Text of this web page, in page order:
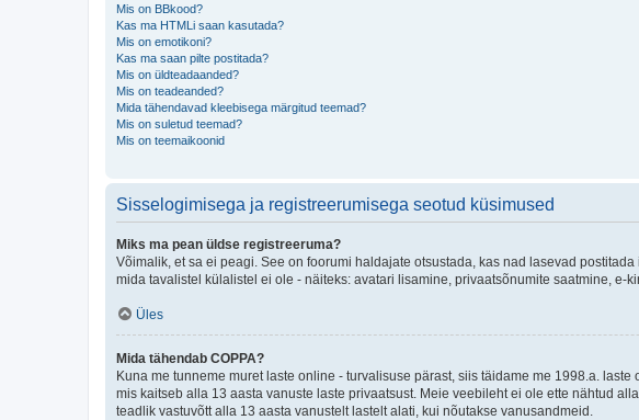
Mis on BBkood?
Kas ma HTMLi saan kasutada?
Mis on emotikoni?
Kas ma saan pilte postitada?
Mis on üldteadaanded?
Mis on teadeanded?
Mida tähendavad kleebisega märgitud teemad?
Mis on suletud teemad?
Mis on teemaikoonid
Sisselogimisega ja registreerumisega seotud küsimused
Miks ma pean üldse registreeruma?
Võimalik, et sa ei peagi. See on foorumi haldajate otsustada, kas nad lasevad
mida tavalistel külalistel ei ole - näiteks: avatari lisamine, privaatsõnumite saatmine,
Üles
Mida tähendab COPPA?
Kuna me tunneme muret laste online - turvalisuse pärast, siis täidame me 1998.a.
mis kaitseb alla 13 aasta vanuste laste privaatsust. Meie veebileht ei ole ette nähtud
teadlik vastuvõtt alla 13 aasta vanustelt lastelt alati, kui nõutakse vanusandmeid.